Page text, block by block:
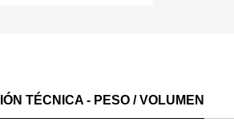
TÉCNICA - PESO / VOLUMEN